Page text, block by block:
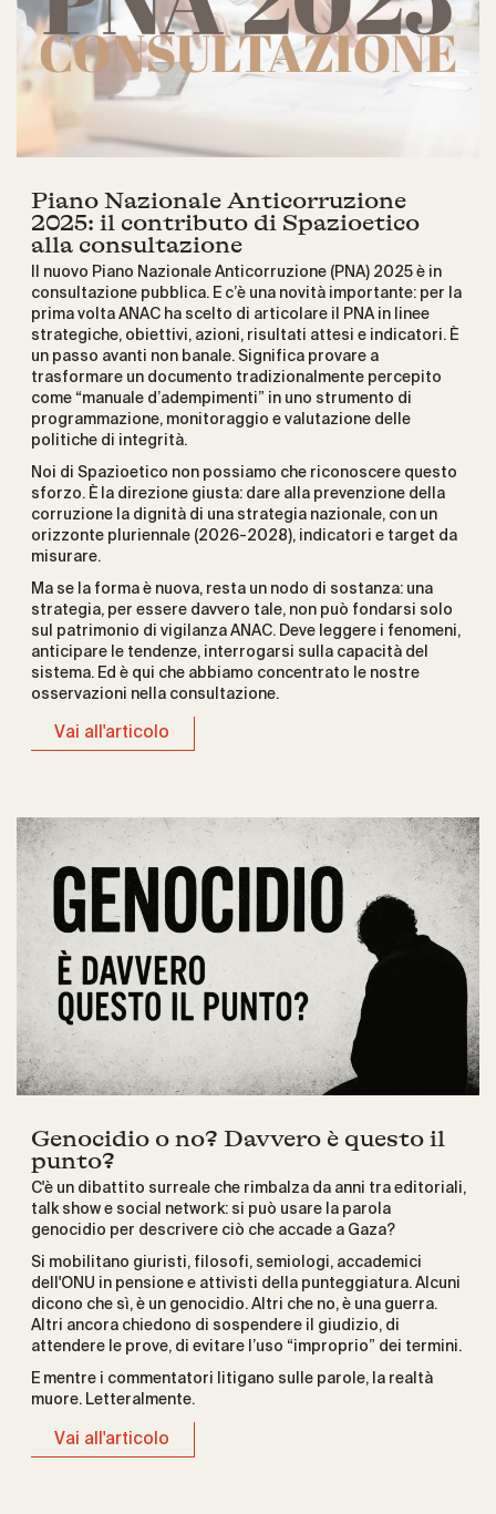
Piano Nazionale Anticorruzione
2025: il contributo di Spazioetico
alla consultazione
Il nuovo Piano Nazionale Anticorruzione (PNA) 2025 è in
consultazione pubblica. E c’è una novità importante: per la
prima volta ANAC ha scelto di articolare il PNA in linee
strategiche, obiettivi, azioni, risultati attesi e indicatori. È
un passo avanti non banale. Significa provare a
trasformare un documento tradizionalmente percepito
come “manuale d’adempimenti” in uno strumento di
programmazione, monitoraggio e valutazione delle
politiche di integrità.
Noi di Spazioetico non possiamo che riconoscere questo
sforzo. È la direzione giusta: dare alla prevenzione della
corruzione la dignità di una strategia nazionale, con un
orizzonte pluriennale (2026-2028), indicatori e target da
misurare.
Ma se la forma è nuova, resta un nodo di sostanza: una
strategia, per essere davvero tale, non può fondarsi solo
sul patrimonio di vigilanza ANAC. Deve leggere i fenomeni,
anticipare le tendenze, interrogarsi sulla capacità del
sistema. Ed è qui che abbiamo concentrato le nostre
osservazioni nella consultazione.
Vai all'articolo
Genocidio o no? Davvero è questo il
punto?
C'è un dibattito surreale che rimbalza da anni tra editoriali,
talk show e social network: si può usare la parola
genocidio per descrivere ciò che accade a Gaza?
Si mobilitano giuristi, filosofi, semiologi, accademici
dell'ONU in pensione e attivisti della punteggiatura. Alcuni
dicono che sì, è un genocidio. Altri che no, è una guerra.
Altri ancora chiedono di sospendere il giudizio, di
attendere le prove, di evitare l’uso “improprio” dei termini.
E mentre i commentatori litigano sulle parole, la realtà
muore. Letteralmente.
Vai all'articolo